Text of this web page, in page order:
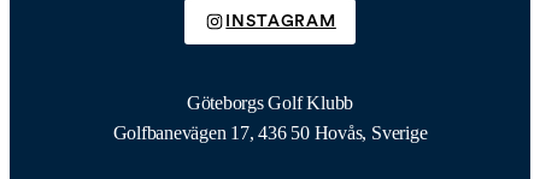
INSTAGRAM
Göteborgs Golf Klubb
Golfbanevägen 17, 436 50 Hovås, Sverige